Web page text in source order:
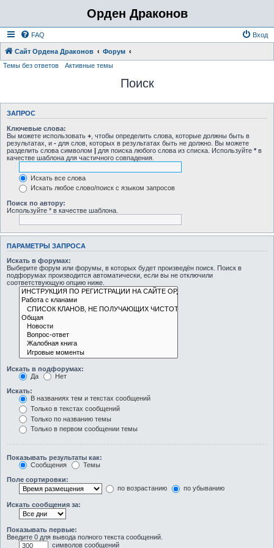
Орден Драконов
FAQ Вход
Сайт Ордена Драконов
Форум
Темы без ответов
Активные темы
Поиск
ЗАПРОС
Ключевые слова:
Вы можете использовать + , чтобы определить слова, которые должны быть в
результатах, и - для слов, которых в результатах быть не должно. Вы можете
разделить слова символом | для поиска любого слова из списка. Используйте * в
качестве шаблона для частичного совпадения.
Искать все слова
Искать любое слово/поиск с языком запросов
Поиск по автору:
Используйте * в качестве шаблона.
ПАРАМЕТРЫ ЗАПРОСА
Искать в форумах:
Выберите форум или форумы, в которых будет произведён поиск. Поиск в
подфорумах производится автоматически, если вы не отключили
соответствующую опцию ниже.
Искать в подфорумах:
Да
Нет
Искать:
В названиях тем и текстах сообщений
Только в текстах сообщений
Только по названию темы
Только в первом сообщении темы
Показывать результаты как:
Сообщения
Темы
Поле сортировки:
по возрастанию
по убыванию
Искать сообщения за:
Показывать первые:
Введите 0 для вывода полного текста сообщений.
символов сообщений